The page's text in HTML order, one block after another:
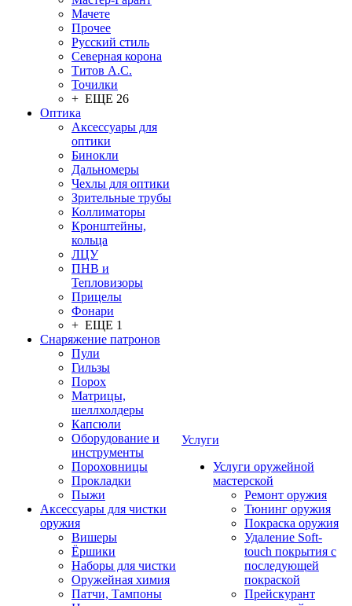
Мачете
Прочее
Русский стиль
Северная корона
Титов А.С.
Точилки
+ ЕЩЕ 26
Оптика
Аксессуары для
оптики
Бинокли
Дальномеры
Чехлы для оптики
Зрительные трубы
Коллиматоры
Кронштейны,
кольца
ЛЦУ
ПНВ и
Тепловизоры
Прицелы
Фонари
+ ЕЩЕ 1
Снаряжение патронов
Пули
Гильзы
Порох
Матрицы,
шеллхолдеры
Капсюли
Оборудование и
инструменты
Пороховницы
Прокладки
Пыжи
Аксессуары для чистки
оружия
Вишеры
Ёршики
Наборы для чистки
Оружейная химия
Патчи, Тампоны
Услуги
Услуги оружейной
мастерской
Ремонт оружия
Тюнинг оружия
Покраска оружия
Удаление Soft-
touch покрытия с
последующей
покраской
Прейскурант